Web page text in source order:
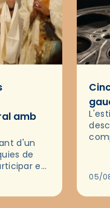
amb
d'un
de
en
05/